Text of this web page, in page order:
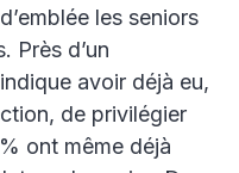
les seniors
Près d’un
avoir déjà eu,
de privilégier
ont même déjà